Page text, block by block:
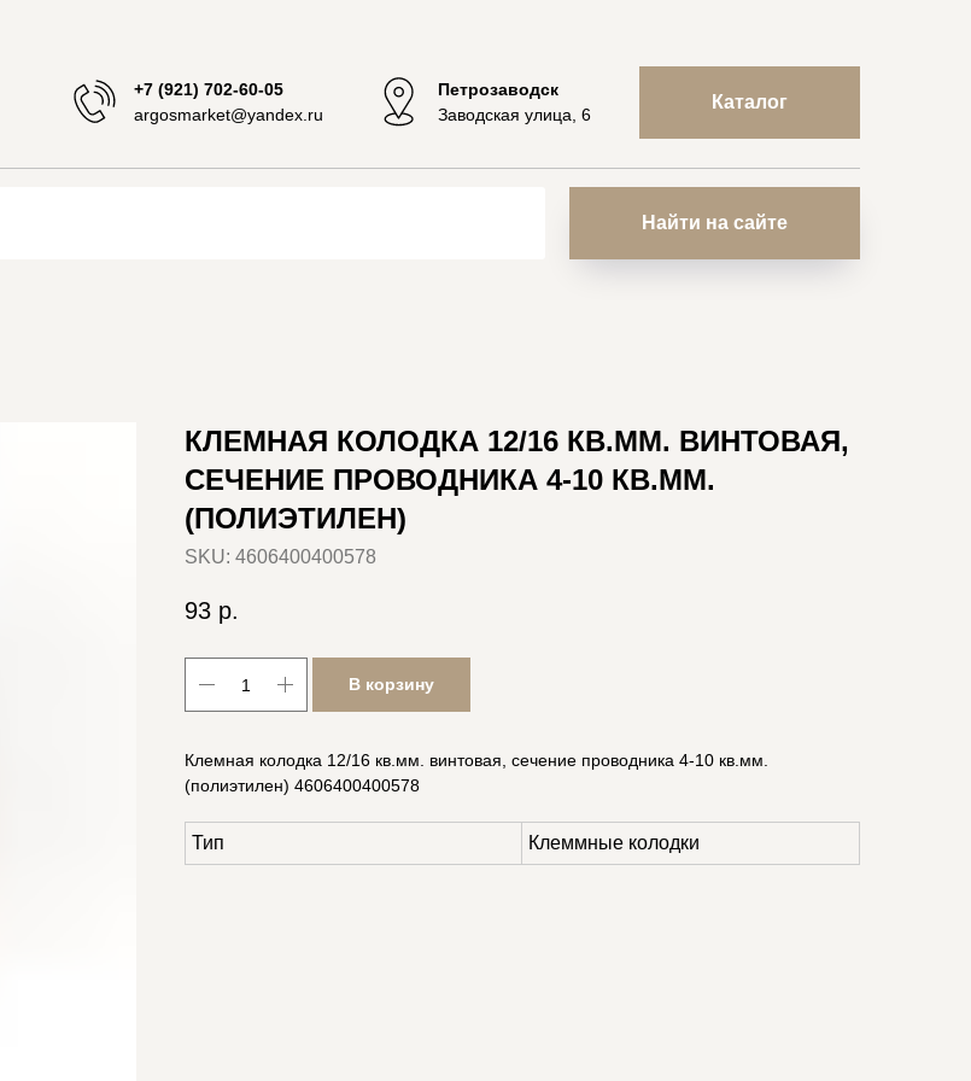
+7 (921) 702-60-05
argosmarket@yandex.ru
Петрозаводск
Заводская улица, 6
Каталог
Найти на сайте
КЛЕМНАЯ КОЛОДКА 12/16 КВ.ММ. ВИНТОВАЯ,
СЕЧЕНИЕ ПРОВОДНИКА 4-10 КВ.ММ.
(ПОЛИЭТИЛЕН)
SKU: 4606400400578
93 р.
В корзину
Клемная колодка 12/16 кв.мм. винтовая, сечение проводника 4-10 кв.мм.
(полиэтилен) 4606400400578
Тип Клеммные колодки